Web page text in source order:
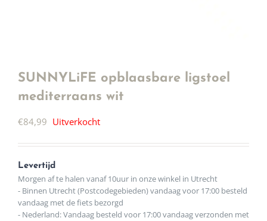
SUNNYLiFE opblaasbare ligstoel
mediterraans wit
€84,99 Uitverkocht
Levertijd
Morgen af te halen vanaf 10uur in onze winkel in Utrecht
- Binnen Utrecht (Postcodegebieden) vandaag voor 17:00 besteld
vandaag met de fiets bezorgd
- Nederland: Vandaag besteld voor 17:00 vandaag verzonden met